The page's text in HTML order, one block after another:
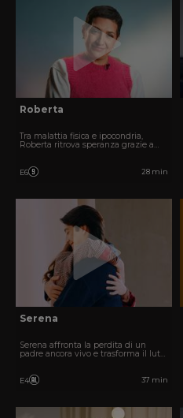
Roberta
Tra malattia fisica e ipocondria,
Roberta ritrova speranza grazie a
E6 28 min
Serena
Serena affronta la perdita di un
padre ancora vivo e trasforma il lutto
E4 37 min